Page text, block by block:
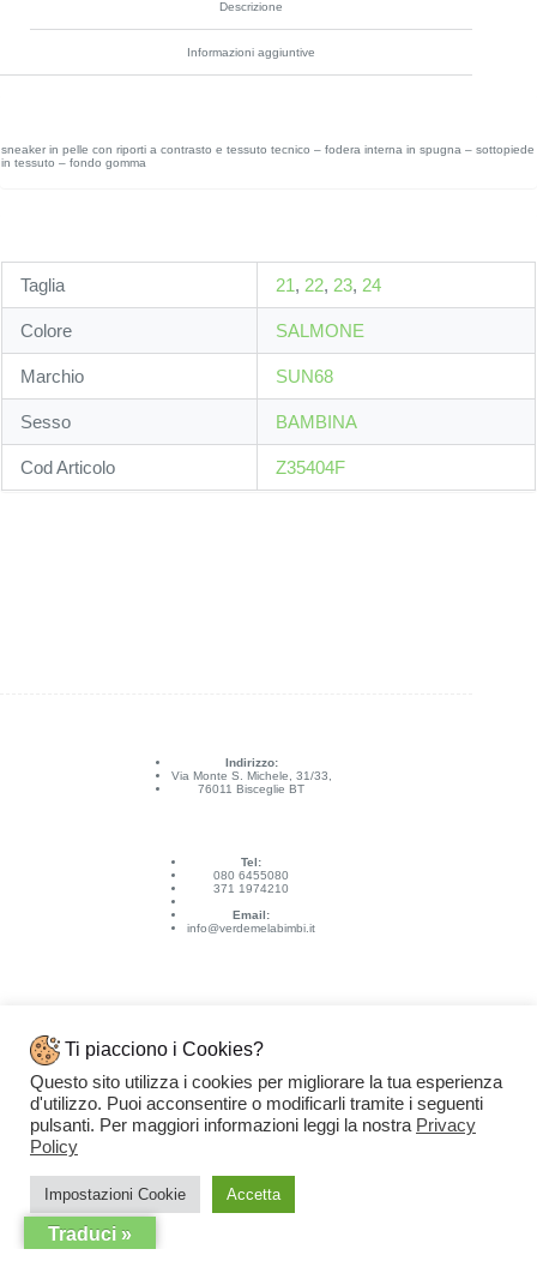
Descrizione
Informazioni aggiuntive
sneaker in pelle con riporti a contrasto e tessuto tecnico – fodera interna in spugna – sottopiede
in tessuto – fondo gomma
Taglia 21, 22, 23, 24
Colore SALMONE
Marchio SUN68
Sesso BAMBINA
Cod Articolo Z35404F
Indirizzo:
Via Monte S. Michele, 31/33,
76011 Bisceglie BT
Tel:
080 6455080
371 1974210
Email:
info@verdemelabimbi.it
Link Utili
Spedizioni e pagamenti
Condizioni di vendita
Ti piacciono i Cookies?
Questo sito utilizza i cookies per migliorare la tua esperienza
d'utilizzo. Puoi acconsentire o modificarli tramite i seguenti
pulsanti. Per maggiori informazioni leggi la nostra Privacy
Policy
Impostazioni Cookie Accetta
Traduci »